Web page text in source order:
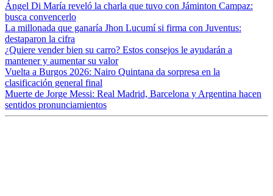
Ángel Di María reveló la charla que tuvo con Jáminton Campaz:
busca convencerlo
La millonada que ganaría Jhon Lucumí si firma con Juventus:
destaparon la cifra
¿Quiere vender bien su carro? Estos consejos le ayudarán a
mantener y aumentar su valor
Vuelta a Burgos 2026: Nairo Quintana da sorpresa en la
clasificación general final
Muerte de Jorge Messi: Real Madrid, Barcelona y Argentina hacen
sentidos pronunciamientos